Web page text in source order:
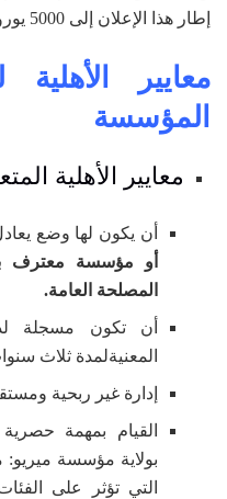
إطار هذا الإعلان إلى 5000 يورو.
معايير
المؤسسة
معايير الأهلية
أن يكون لها وضع
أو مؤسسة معترف
المصلحة العامة.
أن تكون مسجلة
المعنيةلمدة ثلاث
إدارة غير ربحية
القيام بمهمة
بولاية مؤسسة ميريو:
التي تؤثر على